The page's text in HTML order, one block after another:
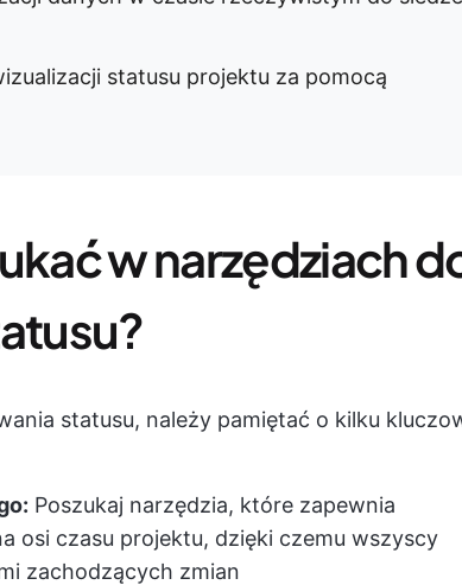
statusu projektu za pomocą
w narzędziach
statusu, należy pamiętać o kilku
Poszukaj narzędzia, które zapewnia
osi czasu projektu, dzięki czemu wszyscy
zachodzących zmian